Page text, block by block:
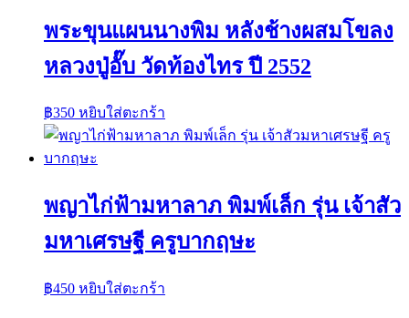
พระขุนแผนนางพิม หลังช้างผสมโขลง
หลวงปู่อั๊บ วัดท้องไทร ปี 2552
฿350 หยิบใส่ตะกร้า
พญาไก่ฟ้ามหาลาภ พิมพ์เล็ก รุ่น เจ้าสัว
มหาเศรษฐี ครูบากฤษะ
฿450 หยิบใส่ตะกร้า